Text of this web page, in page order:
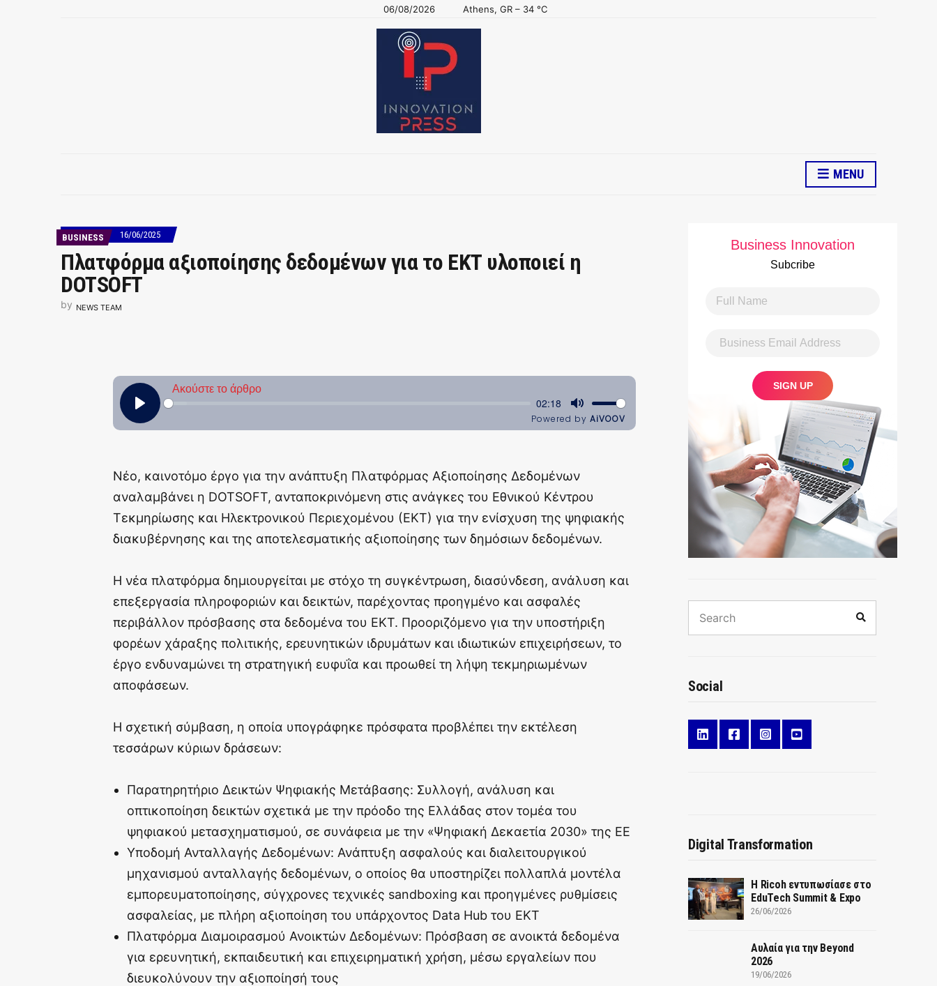
06/08/2026 Athens, GR – 34 C
MENU
BUSINESS 16/06/2025
Πλατφόρμα αξιοποίησης δεδομένων για το ΕΚΤ υλοποιεί η
DOTSOFT
by NEWS TEAM
Νέο, καινοτόμο έργο για την ανάπτυξη Πλατφόρμας Αξιοποίησης Δεδομένων
αναλαμβάνει η DOTSOFT, ανταποκρινόμενη στις ανάγκες του Εθνικού Κέντρου
Τεκμηρίωσης και Ηλεκτρονικού Περιεχομένου (ΕΚΤ) για την ενίσχυση της ψηφιακής
διακυβέρνησης και της αποτελεσματικής αξιοποίησης των δημόσιων δεδομένων.
Η νέα πλατφόρμα δημιουργείται με στόχο τη συγκέντρωση, διασύνδεση, ανάλυση και
επεξεργασία πληροφοριών και δεικτών, παρέχοντας προηγμένο και ασφαλές
περιβάλλον πρόσβασης στα δεδομένα του ΕΚΤ. Προοριζόμενο για την υποστήριξη
φορέων χάραξης πολιτικής, ερευνητικών ιδρυμάτων και ιδιωτικών επιχειρήσεων, το
έργο ενδυναμώνει τη στρατηγική ευφυΐα και προωθεί τη λήψη τεκμηριωμένων
αποφάσεων.
Η σχετική σύμβαση, η οποία υπογράφηκε πρόσφατα προβλέπει την εκτέλεση
τεσσάρων κύριων δράσεων:
Παρατηρητήριο Δεικτών Ψηφιακής Μετάβασης: Συλλογή, ανάλυση και
οπτικοποίηση δεικτών σχετικά με την πρόοδο της Ελλάδας στον τομέα του
ψηφιακού μετασχηματισμού, σε συνάφεια με την «Ψηφιακή Δεκαετία 2030» της ΕΕ
Υποδομή Ανταλλαγής Δεδομένων: Ανάπτυξη ασφαλούς και διαλειτουργικού
μηχανισμού ανταλλαγής δεδομένων, ο οποίος θα υποστηρίζει πολλαπλά μοντέλα
εμπορευματοποίησης, σύγχρονες τεχνικές sandboxing και προηγμένες ρυθμίσεις
ασφαλείας, με πλήρη αξιοποίηση του υπάρχοντος Data Hub του ΕΚΤ
Πλατφόρμα Διαμοιρασμού Ανοικτών Δεδομένων: Πρόσβαση σε ανοικτά δεδομένα
για ερευνητική, εκπαιδευτική και επιχειρηματική χρήση, μέσω εργαλείων που
διευκολύνουν την αξιοποίησή τους
Business Innovation
Subcribe
for:
Social
Digital Transformation
Η Ricoh εντυπωσίασε στο
EduTech Summit & Expo
26/06/2026
Αυλαία για την Beyond
2026
19/06/2026